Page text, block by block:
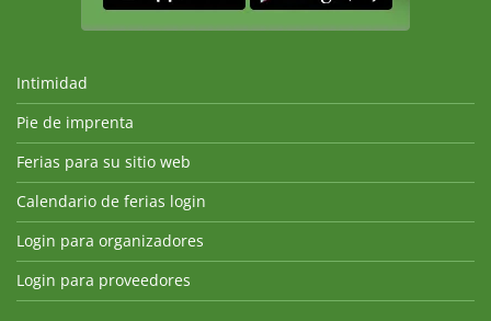
Intimidad
Pie de imprenta
Ferias para su sitio web
Calendario de ferias login
Login para organizadores
Login para proveedores